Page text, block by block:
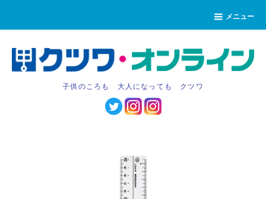
メニュー
子供のころも 大人になっても クツワ